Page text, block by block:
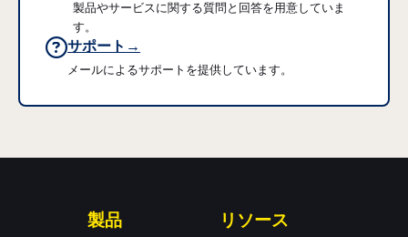
製品やサービスに関する質問と回答を用意していま
す。
サポート→
メールによるサポートを提供しています。
製品 リソース